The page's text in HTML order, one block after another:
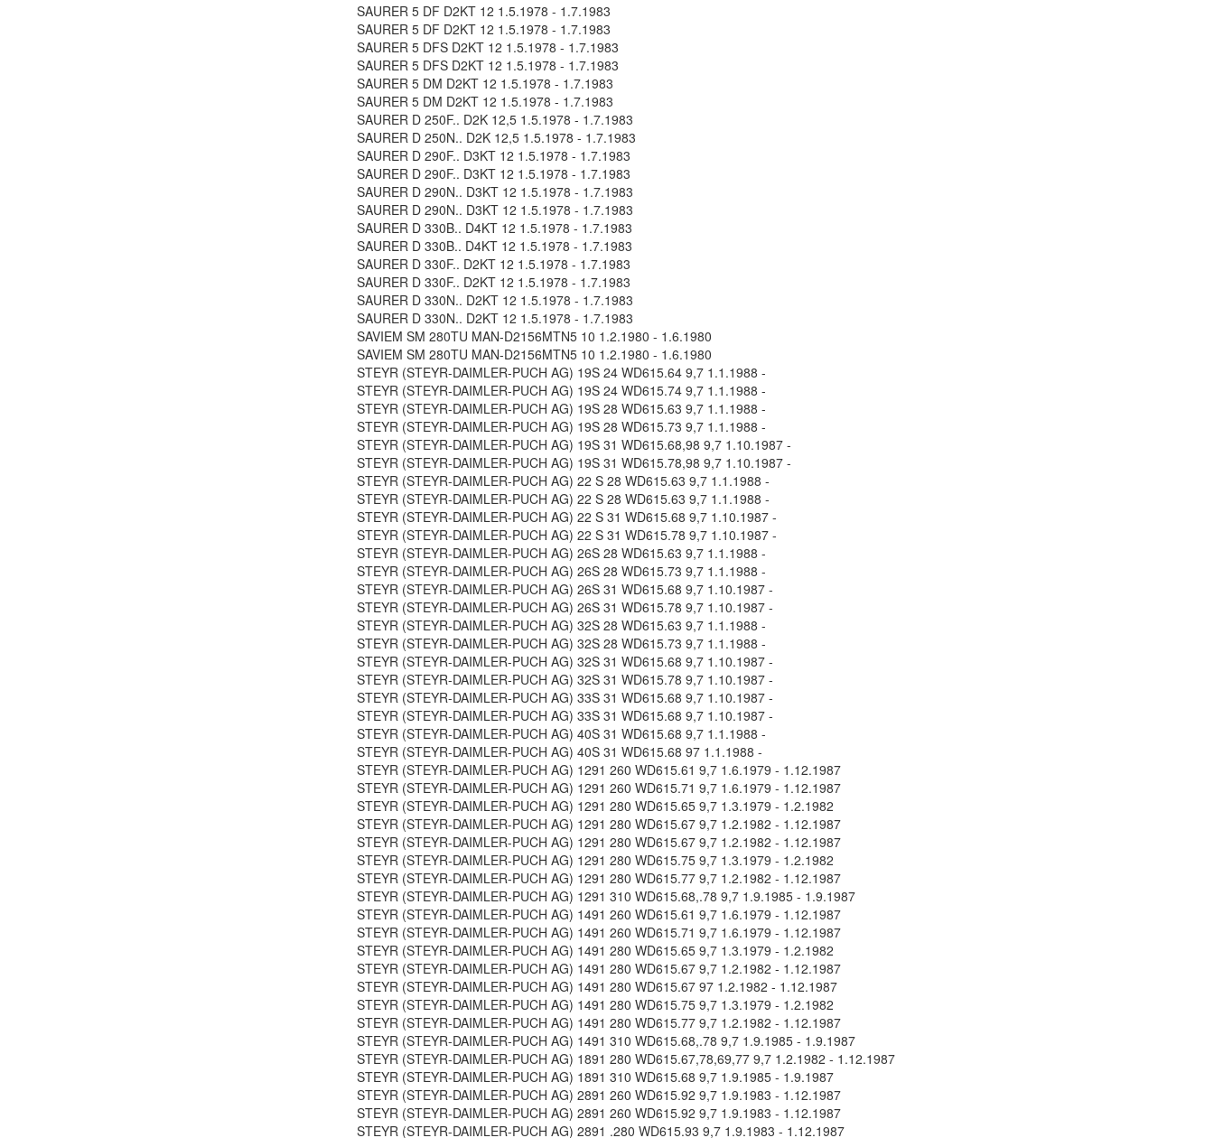
SAURER 5 DF D2KT 12 1.5.1978 - 1.7.1983
SAURER 5 DF D2KT 12 1.5.1978 - 1.7.1983
SAURER 5 DFS D2KT 12 1.5.1978 - 1.7.1983
SAURER 5 DFS D2KT 12 1.5.1978 - 1.7.1983
SAURER 5 DM D2KT 12 1.5.1978 - 1.7.1983
SAURER 5 DM D2KT 12 1.5.1978 - 1.7.1983
SAURER D 250F.. D2K 12,5 1.5.1978 - 1.7.1983
SAURER D 250N.. D2K 12,5 1.5.1978 - 1.7.1983
SAURER D 290F.. D3KT 12 1.5.1978 - 1.7.1983
SAURER D 290F.. D3KT 12 1.5.1978 - 1.7.1983
SAURER D 290N.. D3KT 12 1.5.1978 - 1.7.1983
SAURER D 290N.. D3KT 12 1.5.1978 - 1.7.1983
SAURER D 330B.. D4KT 12 1.5.1978 - 1.7.1983
SAURER D 330B.. D4KT 12 1.5.1978 - 1.7.1983
SAURER D 330F.. D2KT 12 1.5.1978 - 1.7.1983
SAURER D 330F.. D2KT 12 1.5.1978 - 1.7.1983
SAURER D 330N.. D2KT 12 1.5.1978 - 1.7.1983
SAURER D 330N.. D2KT 12 1.5.1978 - 1.7.1983
SAVIEM SM 280TU MAN-D2156MTN5 10 1.2.1980 - 1.6.1980
SAVIEM SM 280TU MAN-D2156MTN5 10 1.2.1980 - 1.6.1980
STEYR (STEYR-DAIMLER-PUCH AG) 19S 24 WD615.64 9,7 1.1.1988 -
STEYR (STEYR-DAIMLER-PUCH AG) 19S 24 WD615.74 9,7 1.1.1988 -
STEYR (STEYR-DAIMLER-PUCH AG) 19S 28 WD615.63 9,7 1.1.1988 -
STEYR (STEYR-DAIMLER-PUCH AG) 19S 28 WD615.73 9,7 1.1.1988 -
STEYR (STEYR-DAIMLER-PUCH AG) 19S 31 WD615.68,98 9,7 1.10.1987 -
STEYR (STEYR-DAIMLER-PUCH AG) 19S 31 WD615.78,98 9,7 1.10.1987 -
STEYR (STEYR-DAIMLER-PUCH AG) 22 S 28 WD615.63 9,7 1.1.1988 -
STEYR (STEYR-DAIMLER-PUCH AG) 22 S 28 WD615.63 9,7 1.1.1988 -
STEYR (STEYR-DAIMLER-PUCH AG) 22 S 31 WD615.68 9,7 1.10.1987 -
STEYR (STEYR-DAIMLER-PUCH AG) 22 S 31 WD615.78 9,7 1.10.1987 -
STEYR (STEYR-DAIMLER-PUCH AG) 26S 28 WD615.63 9,7 1.1.1988 -
STEYR (STEYR-DAIMLER-PUCH AG) 26S 28 WD615.73 9,7 1.1.1988 -
STEYR (STEYR-DAIMLER-PUCH AG) 26S 31 WD615.68 9,7 1.10.1987 -
STEYR (STEYR-DAIMLER-PUCH AG) 26S 31 WD615.78 9,7 1.10.1987 -
STEYR (STEYR-DAIMLER-PUCH AG) 32S 28 WD615.63 9,7 1.1.1988 -
STEYR (STEYR-DAIMLER-PUCH AG) 32S 28 WD615.73 9,7 1.1.1988 -
STEYR (STEYR-DAIMLER-PUCH AG) 32S 31 WD615.68 9,7 1.10.1987 -
STEYR (STEYR-DAIMLER-PUCH AG) 32S 31 WD615.78 9,7 1.10.1987 -
STEYR (STEYR-DAIMLER-PUCH AG) 33S 31 WD615.68 9,7 1.10.1987 -
STEYR (STEYR-DAIMLER-PUCH AG) 33S 31 WD615.68 9,7 1.10.1987 -
STEYR (STEYR-DAIMLER-PUCH AG) 40S 31 WD615.68 9,7 1.1.1988 -
STEYR (STEYR-DAIMLER-PUCH AG) 40S 31 WD615.68 97 1.1.1988 -
STEYR (STEYR-DAIMLER-PUCH AG) 1291 260 WD615.61 9,7 1.6.1979 - 1.12.1987
STEYR (STEYR-DAIMLER-PUCH AG) 1291 260 WD615.71 9,7 1.6.1979 - 1.12.1987
STEYR (STEYR-DAIMLER-PUCH AG) 1291 280 WD615.65 9,7 1.3.1979 - 1.2.1982
STEYR (STEYR-DAIMLER-PUCH AG) 1291 280 WD615.67 9,7 1.2.1982 - 1.12.1987
STEYR (STEYR-DAIMLER-PUCH AG) 1291 280 WD615.67 9,7 1.2.1982 - 1.12.1987
STEYR (STEYR-DAIMLER-PUCH AG) 1291 280 WD615.75 9,7 1.3.1979 - 1.2.1982
STEYR (STEYR-DAIMLER-PUCH AG) 1291 280 WD615.77 9,7 1.2.1982 - 1.12.1987
STEYR (STEYR-DAIMLER-PUCH AG) 1291 310 WD615.68,.78 9,7 1.9.1985 - 1.9.1987
STEYR (STEYR-DAIMLER-PUCH AG) 1491 260 WD615.61 9,7 1.6.1979 - 1.12.1987
STEYR (STEYR-DAIMLER-PUCH AG) 1491 260 WD615.71 9,7 1.6.1979 - 1.12.1987
STEYR (STEYR-DAIMLER-PUCH AG) 1491 280 WD615.65 9,7 1.3.1979 - 1.2.1982
STEYR (STEYR-DAIMLER-PUCH AG) 1491 280 WD615.67 9,7 1.2.1982 - 1.12.1987
STEYR (STEYR-DAIMLER-PUCH AG) 1491 280 WD615.67 97 1.2.1982 - 1.12.1987
STEYR (STEYR-DAIMLER-PUCH AG) 1491 280 WD615.75 9,7 1.3.1979 - 1.2.1982
STEYR (STEYR-DAIMLER-PUCH AG) 1491 280 WD615.77 9,7 1.2.1982 - 1.12.1987
STEYR (STEYR-DAIMLER-PUCH AG) 1491 310 WD615.68,.78 9,7 1.9.1985 - 1.9.1987
STEYR (STEYR-DAIMLER-PUCH AG) 1891 280 WD615.67,78,69,77 9,7 1.2.1982 - 1.12.1987
STEYR (STEYR-DAIMLER-PUCH AG) 1891 310 WD615.68 9,7 1.9.1985 - 1.9.1987
STEYR (STEYR-DAIMLER-PUCH AG) 2891 260 WD615.92 9,7 1.9.1983 - 1.12.1987
STEYR (STEYR-DAIMLER-PUCH AG) 2891 260 WD615.92 9,7 1.9.1983 - 1.12.1987
STEYR (STEYR-DAIMLER-PUCH AG) 2891 .280 WD615.93 9,7 1.9.1983 - 1.12.1987